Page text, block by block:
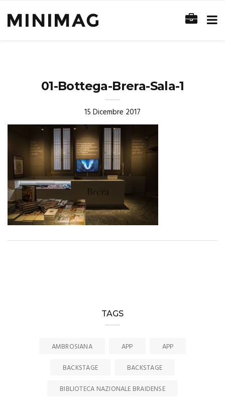
01-Bottega-Brera-Sala-1
15 Dicembre 2017
TAGS
AMBROSIANA APP
APP
BACKSTAGE
BACKSTAGE
BIBLIOTECA NAZIONALE BRAIDENSE